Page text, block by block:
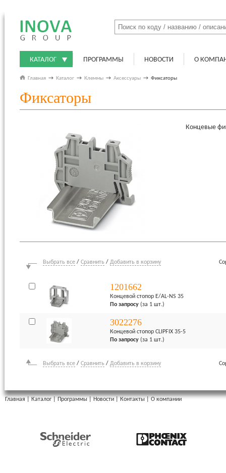
КАТАЛОГ ПРОГРАММЫ НОВОСТИ О
Главная → Каталог → Клеммы → Аксессуары → Фиксаторы
Фиксаторы
Концевые
Выбрать все / Сравнить / Добавить в корзину
1201662
Концевой стопор E/AL-NS 35
По запросу (за 1 шт.)
3022276
Концевой стопор CLIPFIX 35-5
По запросу (за 1 шт.)
Выбрать все / Сравнить / Добавить в корзину
Главная | Каталог | Программы | Новости | Контакты | О компании